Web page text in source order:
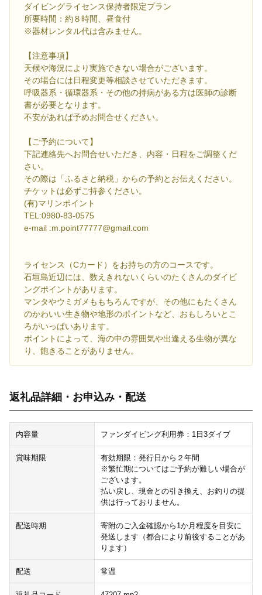
ダイビングライセンス保持者限定プラン
所要時間：約８時間、昼食付
※器材レンタル代は含みません。
【注意事項】
天候や海況により実施できない場合がございます。
その場合には日程変更等相談させていただきます。
呼吸器系・循環器系・その他の持病がある方は医師の診断
書が必要となります。
不安があれば予めお問合せください。
【ご予約について】
下記連絡先へお問合せいただき、内容・日程をご調整くだ
さい。
その際は「ふるさと納税」からの予約とお伝えください。
チケットは必ずご持参ください。
(有)マリンポイント
TEL:0980-83-0575
e-mail :m.point77777@gmail.com
ライセンス（Cカード）をお持ちの方のコースです。
石垣島近辺には、数えきれないくらいのたくさんのダイビ
ングポイントがあります。
マンタやウミガメももちろんですが、その他にもたくさん
のかわいい生き物や地形のポイントなど、おもしろいとこ
ろがいっぱいあります。
ポイントによって、海の中の雰囲気や出逢える生物が異な
り、飽きることがありません。
返礼品詳細・お申込み・配送
内容量 ファンダイビング利用券：1日3ダイブ
賞味期限
有効期限：発行日から２年間
※繁忙期についてはご予約が難しい場合が
ございます。
払い戻し、現金との引き換え、お釣りの提
供は行っておりません。
配送時期
寄附のご入金確認から1か月程度を目安に
発送します（都合により前後することがあ
ります）
配送 常温